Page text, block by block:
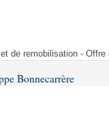
de remobilisation -
Bonnecarrère